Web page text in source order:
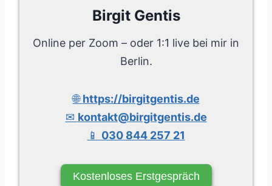
Birgit Gentis
Online per Zoom – oder 1:1 live bei mir in
Berlin.
🌐https://birgitgentis.de
✉ kontakt@birgitgentis.de
📱 030 844 257 21
Kostenloses Erstgespräch